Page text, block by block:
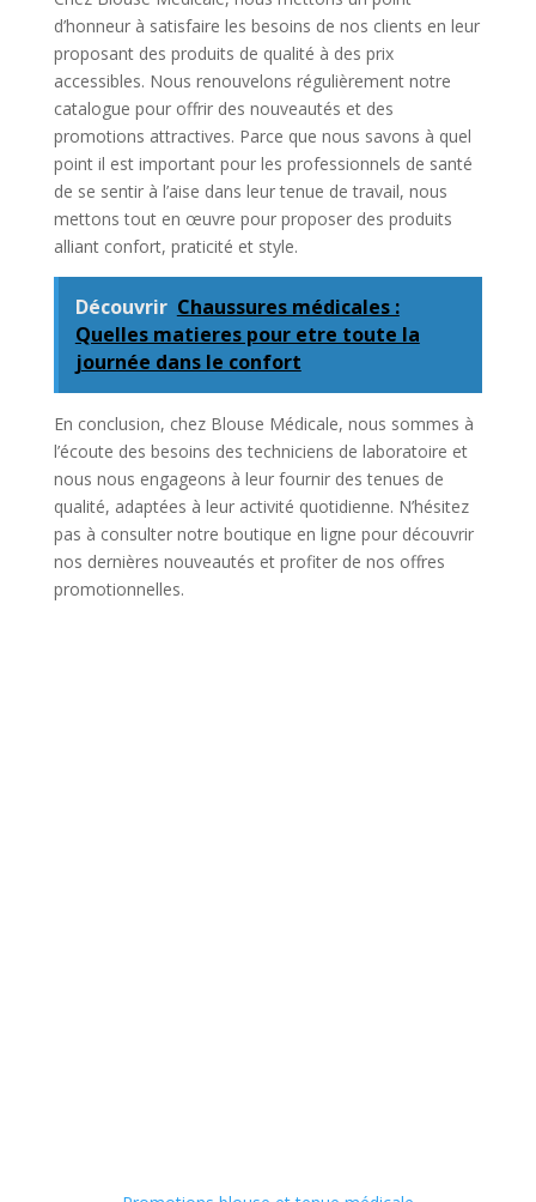
d’honneur à satisfaire les besoins de nos clients en leur
proposant des produits de qualité à des prix
accessibles. Nous renouvelons régulièrement notre
catalogue pour offrir des nouveautés et des
promotions attractives. Parce que nous savons à quel
point il est important pour les professionnels de santé
de se sentir à l’aise dans leur tenue de travail, nous
mettons tout en œuvre pour proposer des produits
alliant confort, praticité et style.
Découvrir Chaussures médicales :
Quelles matieres pour etre toute la
journée dans le confort
En conclusion, chez Blouse Médicale, nous sommes à
l’écoute des besoins des techniciens de laboratoire et
nous nous engageons à leur fournir des tenues de
qualité, adaptées à leur activité quotidienne. N’hésitez
pas à consulter notre boutique en ligne pour découvrir
nos dernières nouveautés et profiter de nos offres
promotionnelles.